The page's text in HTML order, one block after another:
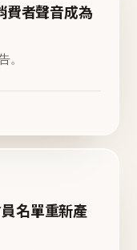
費者聲音成為
。
名單重新產